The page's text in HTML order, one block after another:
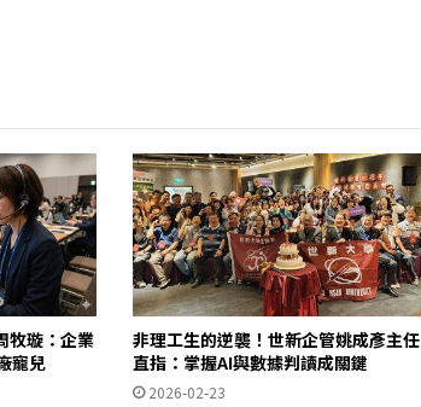
牧璇：企業
寵兒
非理工生的逆襲！世新企管姚成彥主任
直指：掌握AI與數據判讀成關鍵
2026-02-23